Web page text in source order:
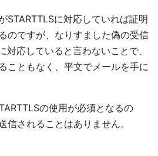
STARTTLSに対応していれば証明
のですが、なりすました偽の受信
対応していると言わないことで、
こともなく、平文でメールを手に
の使用が必須となるの
信されることはありません。